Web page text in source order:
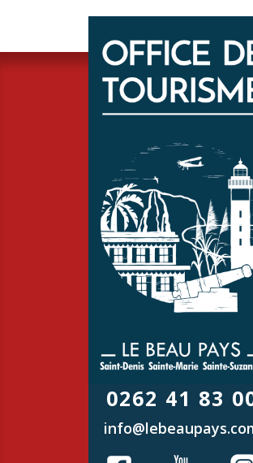
0262 41 83